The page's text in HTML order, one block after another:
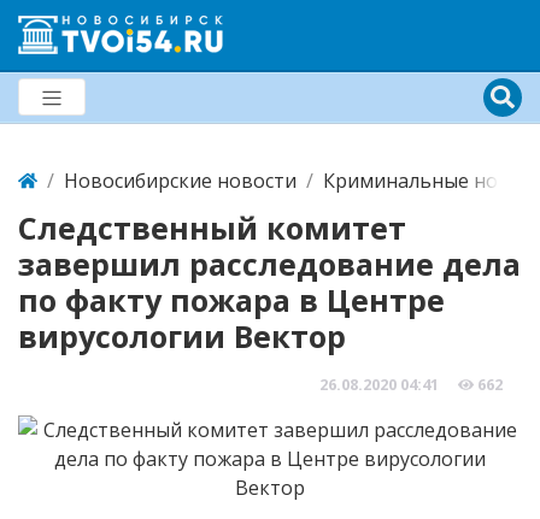
Новосибирские новости Криминальные
Следственный комитет
завершил расследование дела
по факту пожара в Центре
вирусологии Вектор
26.08.2020 04:41 662